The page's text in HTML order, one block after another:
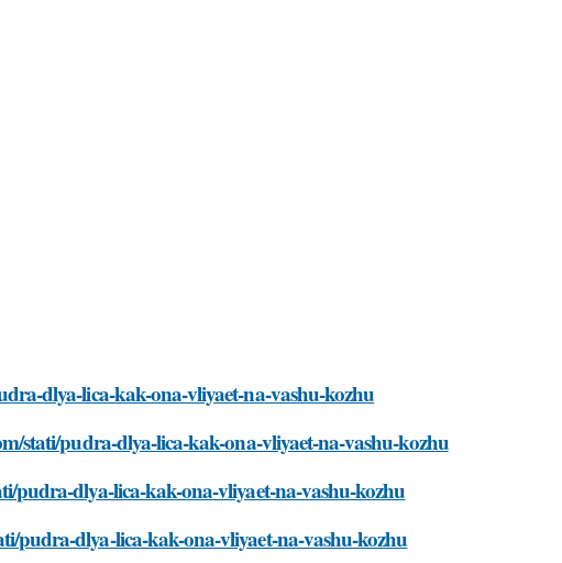
dlya-lica-kak-ona-vliyaet-na-vashu-kozhu
stati/pudra-dlya-lica-kak-ona-vliyaet-na-vashu-kozhu
pudra-dlya-lica-kak-ona-vliyaet-na-vashu-kozhu
pudra-dlya-lica-kak-ona-vliyaet-na-vashu-kozhu